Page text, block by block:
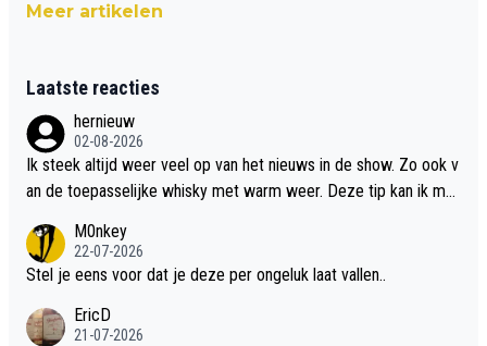
Meer artikelen
Laatste reacties
hernieuw
02-08-2026
Ik steek altijd weer veel op van het nieuws in de show. Zo ook v
an de toepasselijke whisky met warm weer. Deze tip kan ik met
M0nkey
22-07-2026
Stel je eens voor dat je deze per ongeluk laat vallen..
EricD
21-07-2026